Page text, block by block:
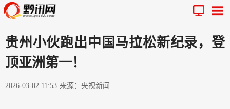
贵州小伙跑出中国马拉松新纪录，登
顶亚洲第一！
2026-03-02 11:53 来源：央视新闻